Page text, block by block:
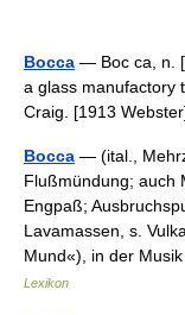
Bocca — Boc ca, n.
a glass manufactory
Craig. [1913
Bocca — (ital.,
Flußmündung; auch
Engpaß;
Lavamassen, s.
Mund«), in der
Lexikon